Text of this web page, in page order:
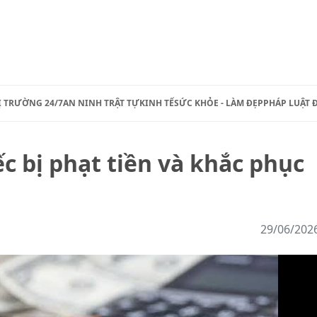
TRƯỜNG 24/7AN NINH TRẬT TỰKINH TẾSỨC KHỎE - LÀM ĐẸPPHÁP LUẬT
bị phạt tiền và khắc phục
29/06/